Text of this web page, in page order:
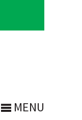
MENU